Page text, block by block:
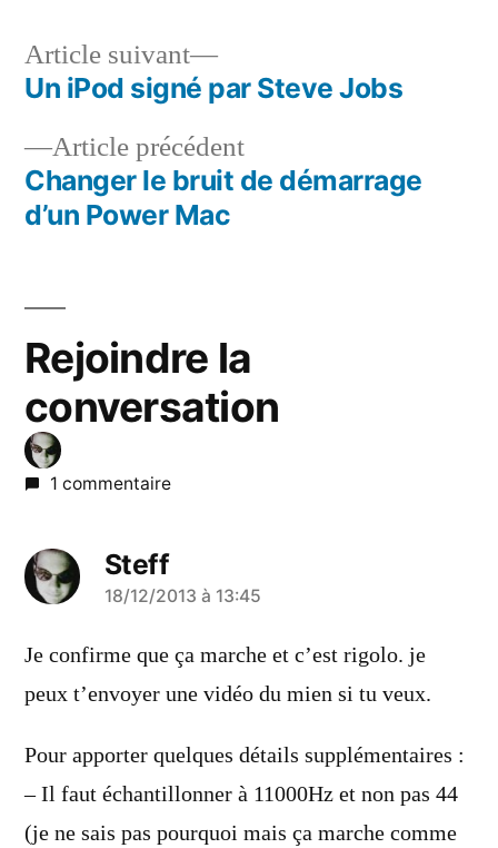
Navigation
de
l’article
Article précédentArticle
précédent :
Changer le bruit de démarrage
d’un Power Mac
Article suivant
Article
suivant :
Un iPod signé par Steve Jobs
Rejoindre la
conversation
1 commentaire
Steff
a
dit :
18/12/2013 à 13:45
Je confirme que ça marche et c’est rigolo. je
peux t’envoyer une vidéo du mien si tu veux.
Pour apporter quelques détails supplémentaires :
– Il faut échantillonner à 11000Hz et non pas 44
(je ne sais pas pourquoi mais ça marche comme